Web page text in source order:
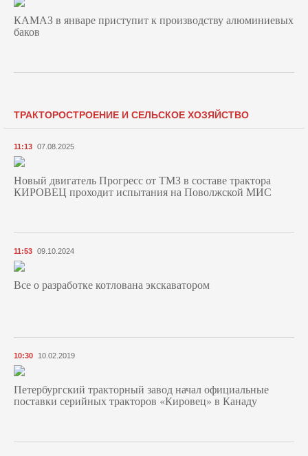
КАМАЗ в январе приступит к производству алюминиевых
баков
ТРАКТОРОСТРОЕНИЕ И СЕЛЬСКОЕ ХОЗЯЙСТВО
11:13 07.08.2025
Новый двигатель Прогресс от ТМЗ в составе трактора
КИРОВЕЦ проходит испытания на Поволжской МИС
11:53 09.10.2024
Все о разработке котлована экскаватором
10:30 10.02.2019
Петербургский тракторный завод начал официальные
поставки серийных тракторов «Кировец» в Канаду